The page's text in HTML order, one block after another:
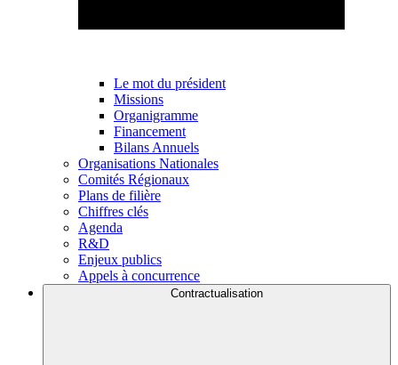
Le mot du président
Missions
Organigramme
Financement
Bilans Annuels
Organisations Nationales
Comités Régionaux
Plans de filière
Chiffres clés
Agenda
R&D
Enjeux publics
Appels à concurrence
Contractualisation